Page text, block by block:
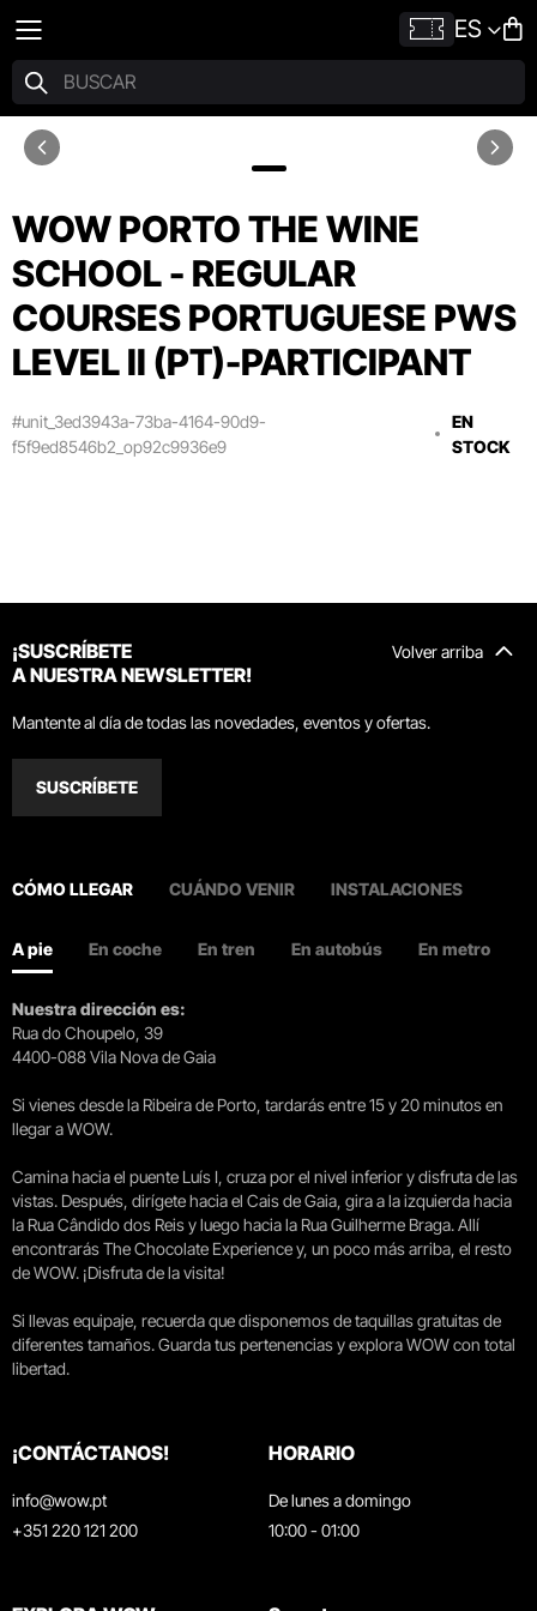
ES
WOW PORTO THE WINE
SCHOOL - REGULAR
COURSES PORTUGUESE PWS
LEVEL II (PT)-PARTICIPANT
#unit_3ed3943a-73ba-4164-90d9-
f5f9ed8546b2_op92c9936e9
EN
STOCK
Volver arriba
¡SUSCRÍBETE
A NUESTRA NEWSLETTER!
Mantente al día de todas las novedades, eventos y ofertas.
SUSCRÍBETE
CÓMO LLEGAR CUÁNDO VENIR INSTALACIONES
A pie En coche En tren En autobús En metro
Nuestra dirección es:
Rua do Choupelo, 39
4400-088 Vila Nova de Gaia
Si vienes desde la Ribeira de Porto, tardarás entre 15 y 20 minutos en
llegar a WOW.
Camina hacia el puente Luís I, cruza por el nivel inferior y disfruta de las
vistas. Después, dirígete hacia el Cais de Gaia, gira a la izquierda hacia
la Rua Cândido dos Reis y luego hacia la Rua Guilherme Braga. Allí
encontrarás The Chocolate Experience y, un poco más arriba, el resto
de WOW. ¡Disfruta de la visita!
Si llevas equipaje, recuerda que disponemos de taquillas gratuitas de
diferentes tamaños. Guarda tus pertenencias y explora WOW con total
libertad.
¡CONTÁCTANOS!
info@wow.pt
+351 220 121 200
HORARIO
De lunes a domingo
10:00 - 01:00